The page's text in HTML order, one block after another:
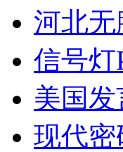
河北无
信号灯
美国
现代